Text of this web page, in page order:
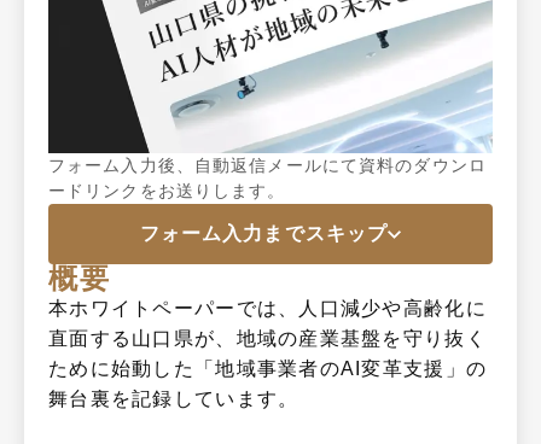
フォーム入力後、自動返信メールにて資料のダウンロ
ードリンクをお送りします。
フォーム入力までスキップ
概要
本ホワイトペーパーでは、人口減少や高齢化に
直面する山口県が、地域の産業基盤を守り抜く
ために始動した「地域事業者のAI変革支援」の
舞台裏を記録しています。